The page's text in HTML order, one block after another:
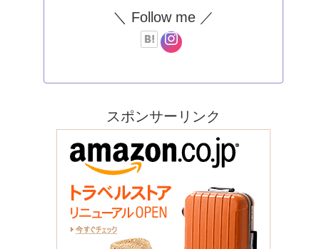
＼ Follow me ／
スポンサーリンク